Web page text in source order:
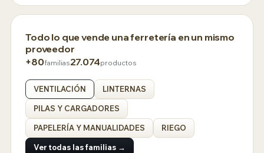
Todo lo que vende una ferretería en un mismo
proveedor
+80familias27.074productos
VENTILACIÓN LINTERNAS
PILAS Y CARGADORES
PAPELERÍA Y MANUALIDADES RIEGO
Ver todas las familias →